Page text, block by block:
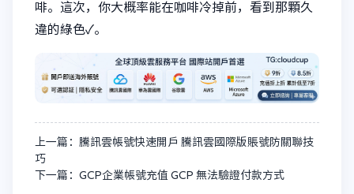
啡。這次，你大概率能在咖啡冷掉前，看到那顆久
違的綠色✓。
上一篇：騰訊雲帳號快速開戶 騰訊雲國際版賬號防關聯技
巧
下一篇：GCP企業帳號充值 GCP 無法驗證付款方式